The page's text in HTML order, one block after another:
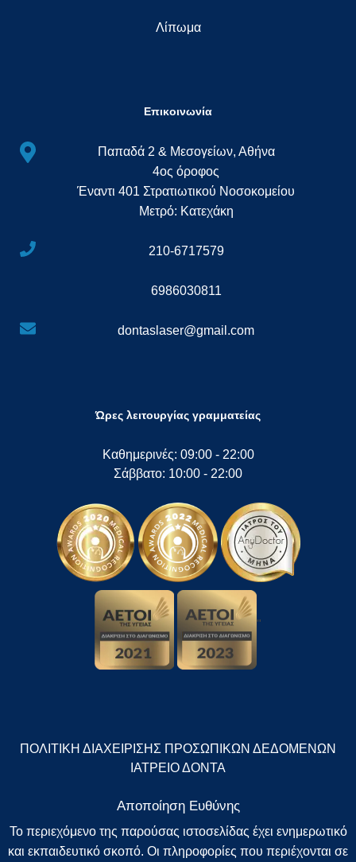
Λίπωμα
Επικοινωνία
Παπαδά 2 & Μεσογείων, Αθήνα
4ος όροφος
Έναντι 401 Στρατιωτικού Νοσοκομείου
Μετρό: Κατεχάκη
210-6717579
6986030811
dontaslaser@gmail.com
Ώρες λειτουργίας γραμματείας
Καθημερινές: 09:00 - 22:00
Σάββατο: 10:00 - 22:00
"
ΠΟΛΙΤΙΚΗ ΔΙΑΧΕΙΡΙΣΗΣ ΠΡΟΣΩΠΙΚΩΝ ΔΕΔΟΜΕΝΩΝ
ΙΑΤΡΕΙΟ ΔΟΝΤΑ
Αποποίηση Ευθύνης
Το περιεχόμενο της παρούσας ιστοσελίδας έχει ενημερωτικό
και εκπαιδευτικό σκοπό. Οι πληροφορίες που περιέχονται σε